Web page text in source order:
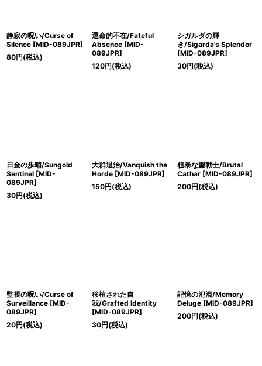
静寂の呪い/Curse of
Silence [MID-089JPR]
80円(税込)
運命的不在/Fateful
Absence [MID-
089JPR]
120円(税込)
シガルダの輝
き/Sigarda's Splendor
[MID-089JPR]
30円(税込)
日金の歩哨/Sungold
Sentinel [MID-
089JPR]
30円(税込)
大群退治/Vanquish the
Horde [MID-089JPR]
150円(税込)
粗暴な聖戦士/Brutal
Cathar [MID-089JPR]
200円(税込)
監視の呪い/Curse of
Surveillance [MID-
089JPR]
20円(税込)
移植された自
我/Grafted Identity
[MID-089JPR]
30円(税込)
記憶の氾濫/Memory
Deluge [MID-089JPR]
200円(税込)